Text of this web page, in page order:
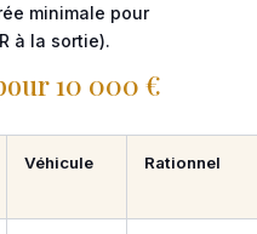
minimale pour
à la sortie).
10 000 €
Véhicule Rationnel